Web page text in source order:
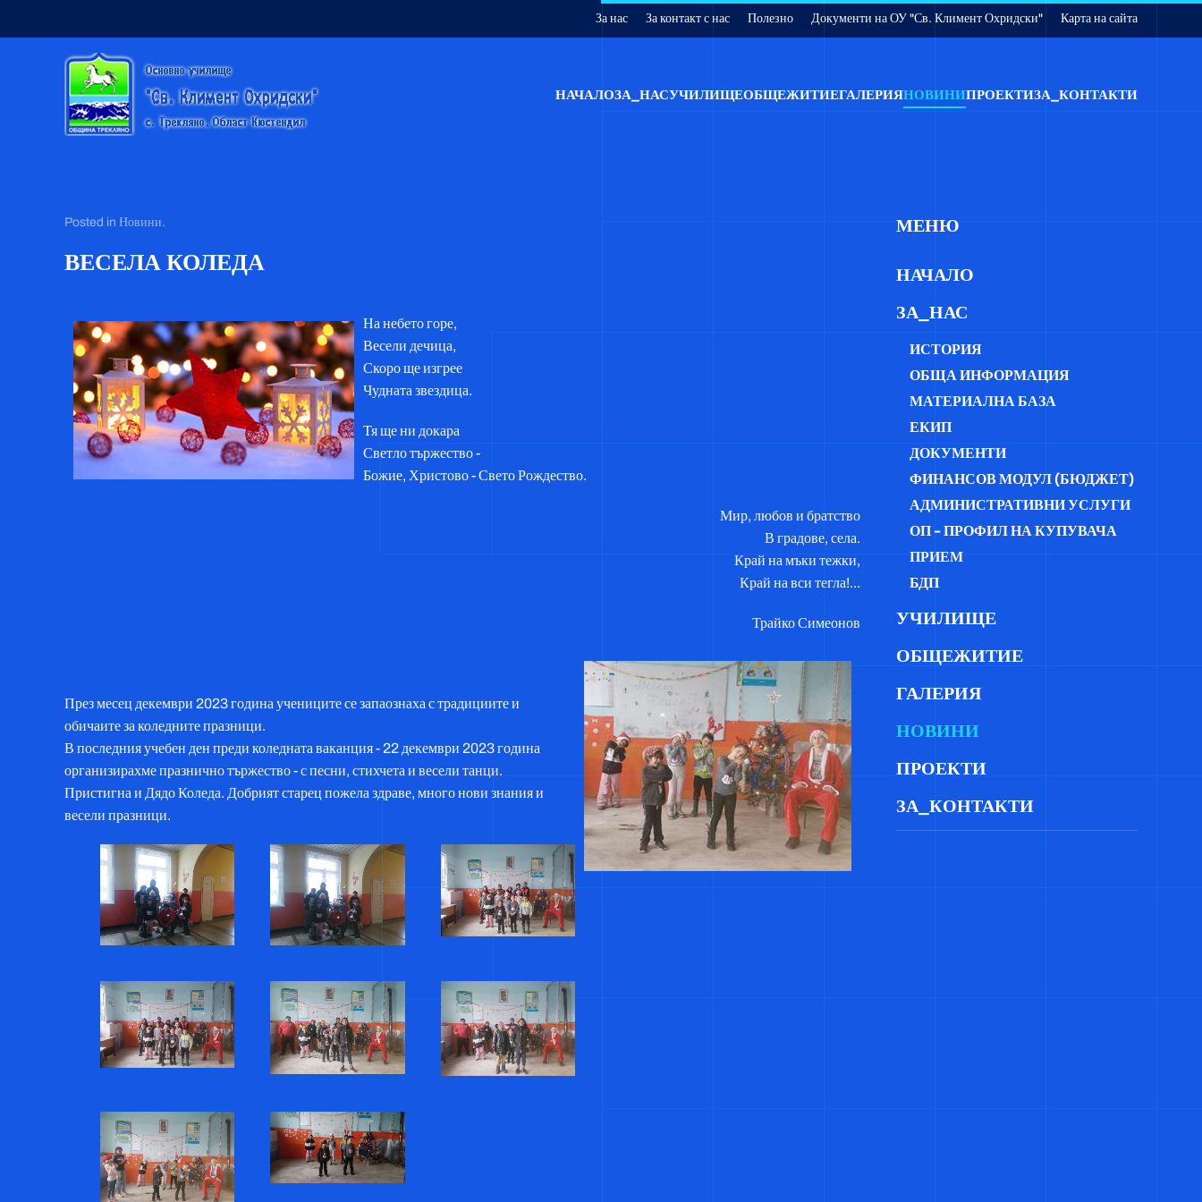
Skip to main content
За нас За контакт с нас Полезно Документи на ОУ "Св. Климент Охридски" Карта на сайта
НАЧАЛОЗА_НАСУЧИЛИЩЕОБЩЕЖИТИЕГАЛЕРИЯНОВИНИПРОЕКТИЗА_КОНТАКТИ
Posted in Новини.
ВЕСЕЛА КОЛЕДА
На небето горе,
Весели дечица,
Скоро ще изгрее
Чудната звездица.
Тя ще ни докара
Светло тържество -
Божие, Христово - Свето Рождество.
Мир, любов и братство
В градове, села.
Край на мъки тежки,
Край на вси тегла!...
Трайко Симеонов
През месец декември 2023 година учениците се запаознаха с традициите и
обичаите за коледните празници.
В последния учебен ден преди коледната ваканция - 22 декември 2023 година
организирахме празнично тържество - с песни, стихчета и весели танци.
Пристигна и Дядо Коледа. Добрият старец пожела здраве, много нови знания и
весели празници.
МЕНЮ
НАЧАЛО
ЗА_НАС
ИСТОРИЯ
ОБЩА ИНФОРМАЦИЯ
МАТЕРИАЛНА БАЗА
ЕКИП
ДОКУМЕНТИ
ФИНАНСОВ МОДУЛ (БЮДЖЕТ)
АДМИНИСТРАТИВНИ УСЛУГИ
ОП - ПРОФИЛ НА КУПУВАЧА
ПРИЕМ
БДП
УЧИЛИЩЕ
ОБЩЕЖИТИЕ
ГАЛЕРИЯ
НОВИНИ
ПРОЕКТИ
ЗА_КОНТАКТИ